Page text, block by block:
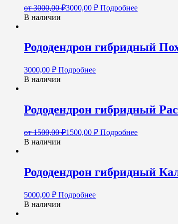
от3000,00₽3000,00 ₽ Подробнее
В наличии
Рододендрон гибридный
3000,00 ₽ Подробнее
В наличии
Рододендрон гибридный
от1500,00₽1500,00 ₽ Подробнее
В наличии
Рододендрон гибридный
5000,00 ₽ Подробнее
В наличии